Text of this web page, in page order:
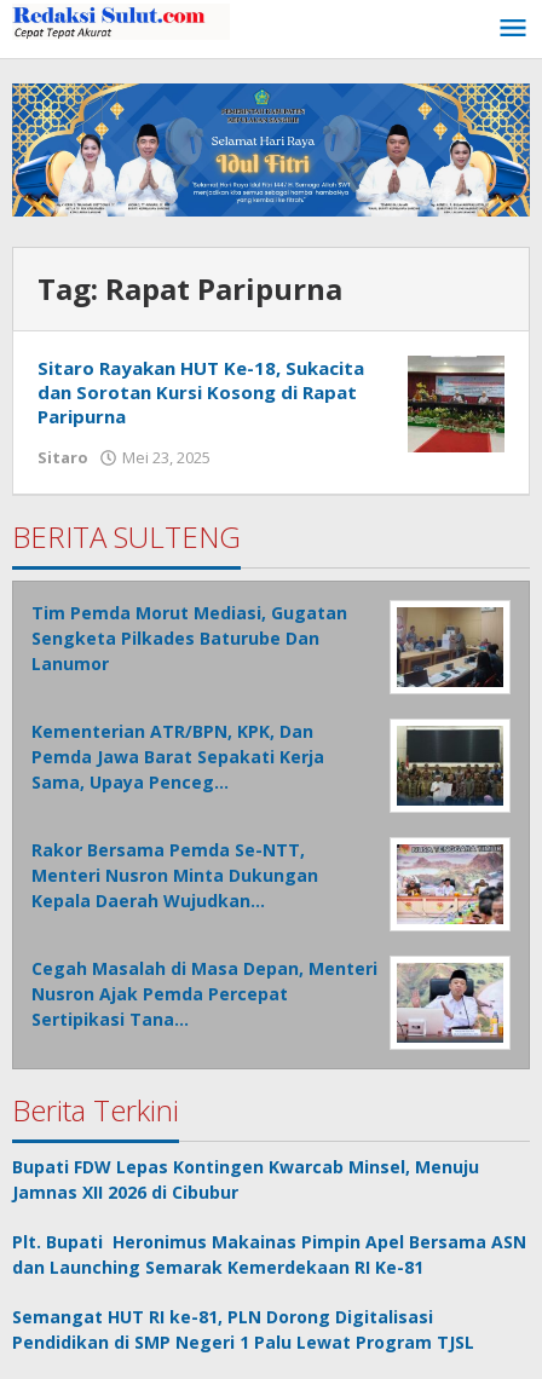
Lewati
ke
konten
Tag: Rapat Paripurna
Sitaro Rayakan HUT Ke-18, Sukacita
dan Sorotan Kursi Kosong di Rapat
Paripurna
Sitaro Mei 23, 2025
BERITA SULTENG
Tim Pemda Morut Mediasi, Gugatan
Sengketa Pilkades Baturube Dan
Lanumor
Kementerian ATR/BPN, KPK, Dan
Pemda Jawa Barat Sepakati Kerja
Sama, Upaya Penceg…
Rakor Bersama Pemda Se-NTT,
Menteri Nusron Minta Dukungan
Kepala Daerah Wujudkan…
Cegah Masalah di Masa Depan, Menteri
Nusron Ajak Pemda Percepat
Sertipikasi Tana…
Berita Terkini
Bupati FDW Lepas Kontingen Kwarcab Minsel, Menuju
Jamnas XII 2026 di Cibubur
Plt. Bupati Heronimus Makainas Pimpin Apel Bersama ASN
dan Launching Semarak Kemerdekaan RI Ke-81
Semangat HUT RI ke-81, PLN Dorong Digitalisasi
Pendidikan di SMP Negeri 1 Palu Lewat Program TJSL